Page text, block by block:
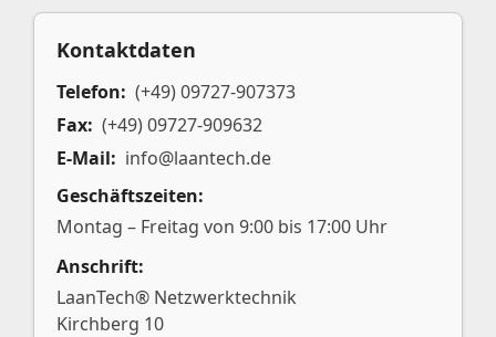
Kontaktdaten
Telefon: (+49) 09727-907373
Fax: (+49) 09727-909632
E-Mail: info@laantech.de
Geschäftszeiten:
Montag – Freitag von 9:00 bis 17:00 Uhr
Anschrift:
LaanTech® Netzwerktechnik
Kirchberg 10